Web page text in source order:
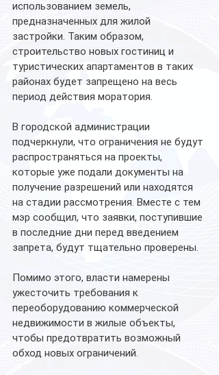
использованием земель,
предназначенных для жилой
застройки. Таким образом,
строительство новых гостиниц и
туристических апартаментов в таких
районах будет запрещено на весь
период действия моратория.
В городской администрации
подчеркнули, что ограничения не будут
распространяться на проекты,
которые уже подали документы на
получение разрешений или находятся
на стадии рассмотрения. Вместе с тем
мэр сообщил, что заявки, поступившие
в последние дни перед введением
запрета, будут тщательно проверены.
Помимо этого, власти намерены
ужесточить требования к
переоборудованию коммерческой
недвижимости в жилые объекты,
чтобы предотвратить возможный
обход новых ограничений.